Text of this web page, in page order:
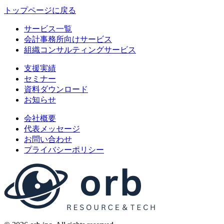
トップページに戻る
サービス一覧
会計事務所向けサービス
組織コンサルティングサービス
支援実績
セミナー
資料ダウンロード
お知らせ
会社概要
代表メッセージ
お問い合わせ
プライバシーポリシー